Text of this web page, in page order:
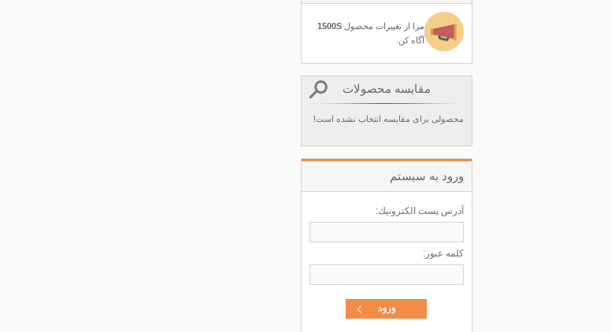
مرا از تغييرات محصول1500S
آگاه كن.
مقایسه محصولات
محصولی برای مقایسه انتخاب نشده است!
ورود به سيستم
آدرس پست الكترونيك:
كلمه عبور: